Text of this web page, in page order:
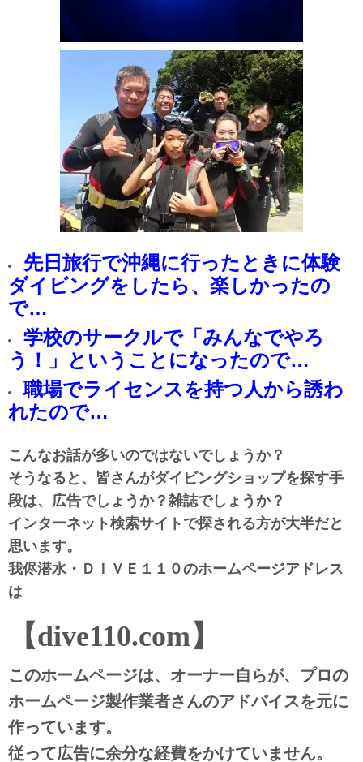
先日旅行で沖縄に行ったときに体験
ダイビングをしたら、楽しかったの
で…
学校のサークルで「みんなでやろ
う！」ということになったので…
職場でライセンスを持つ人から誘わ
れたので…
こんなお話が多いのではないでしょうか？
そうなると、皆さんがダイビングショップを探す手
段は、広告でしょうか？雑誌でしょうか？
インターネット検索サイトで探される方が大半だと
思います。
我侭潜水・ＤＩＶＥ１１０のホームページアドレス
は
【dive110.com】
このホームページは、オーナー自らが、プロの
ホームページ製作業者さんのアドバイスを元に
作っています。
従って広告に余分な経費をかけていません。